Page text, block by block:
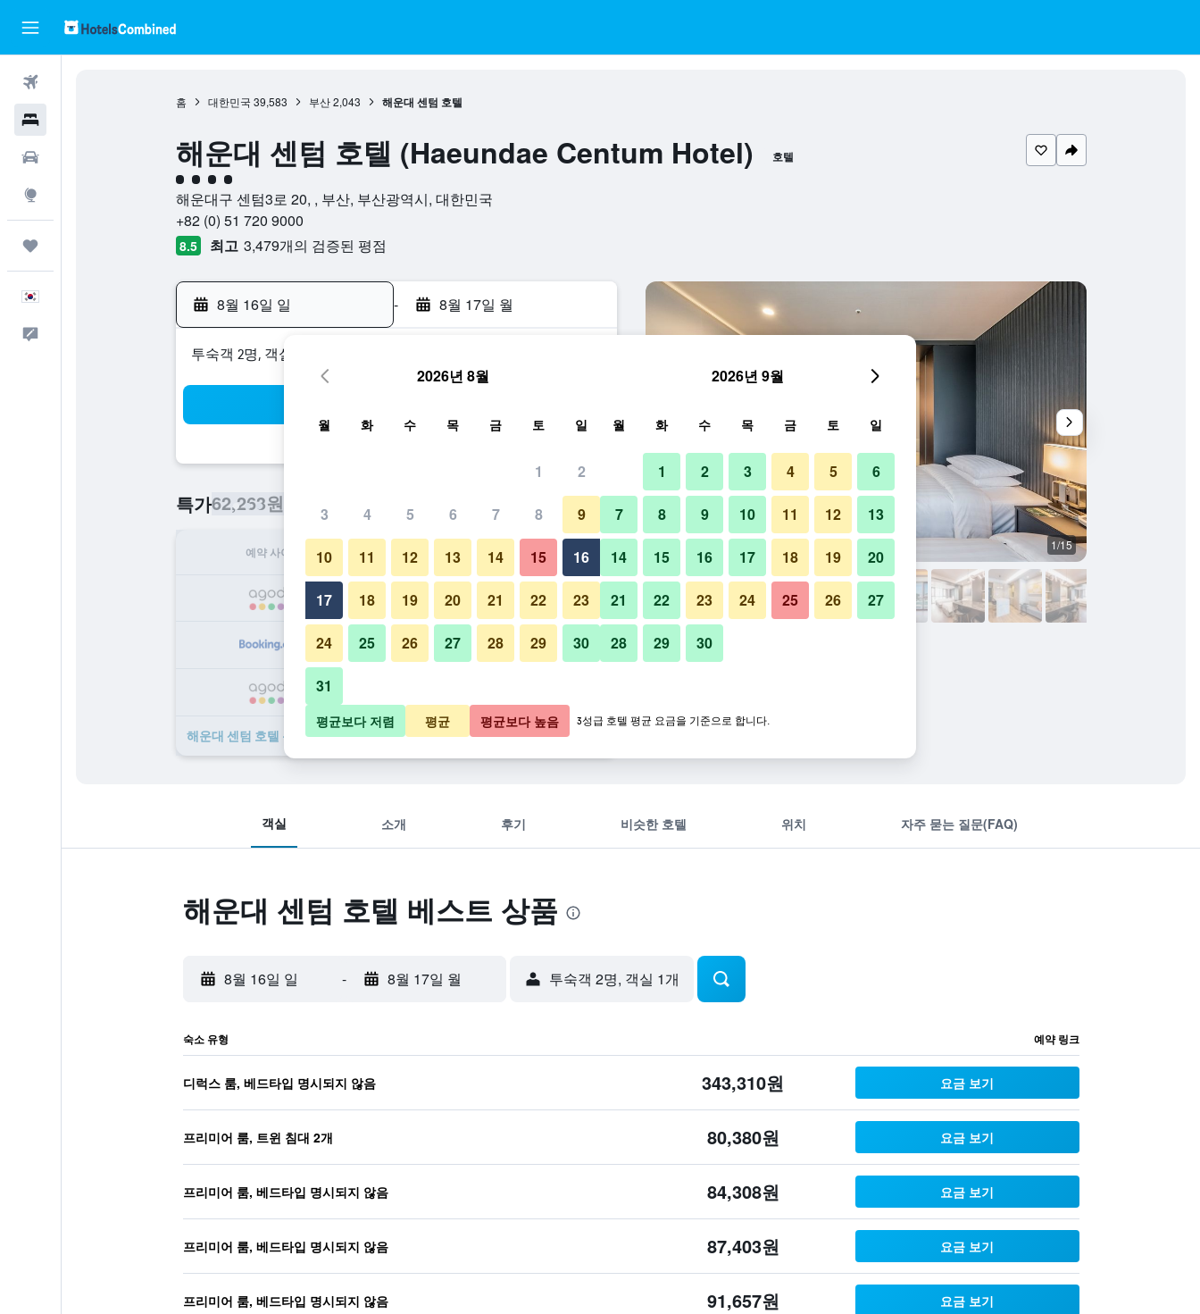
홈 대한민국 39,583 부산 2,043 해운대 센텀 호텔
해운대 센텀 호텔 (Haeundae Centum Hotel) 호텔
4​성급
해운대구 센텀3로 20, , 부산, 부산광역시, 대한민국
+82 (0) 51 720 9000
8.5 최고 3,479개의 검증된 평점
8월 16일 일 - 8월 17일 월
​투숙객 2​명, ​객실 1개
특가62,263원
예약 사이트 1박당 총액
62,263원 바로 예약
69,838원 바로 예약
해운대 센텀 호텔 ​특가 ​상품 38개 ​더 ​보기
기타 1/15
해운대 센텀 호텔 사진
객실 소개 후기 비슷한 호텔 위치 자주 묻는 질문(FAQ)
해운대 센텀 호텔 베스트 상품
8월 16일 일 - 8월 17일 월 ​투숙객 2​명, ​객실 1개
숙소 유형 예약 링크
디럭스 룸, 베드타입 명시되지 않음 343,310원 요금 보기
프리미어 룸, 트윈 침대 2개 80,380원 요금 보기
프리미어 룸, 베드타입 명시되지 않음 84,308원 요금 보기
프리미어 룸, 베드타입 명시되지 않음 87,403원 요금 보기
프리미어 룸, 베드타입 명시되지 않음 91,657원 요금 보기
2026년 8월
월 화 수 목 금 토 일
1 2
3 4 5 6 7 8 9
10 11 12 13 14 15 16
17 18 19 20 21 22 23
24 25 26 27 28 29 30
31
2026년 9월
월 화 수 목 금 토 일
1 2 3 4 5 6
7 8 9 10 11 12 13
14 15 16 17 18 19 20
21 22 23 24 25 26 27
28 29 30
평균보다 저렴 평균 평균보다 높음 3성급 호텔 평균 요금을 기준으로 합니다.